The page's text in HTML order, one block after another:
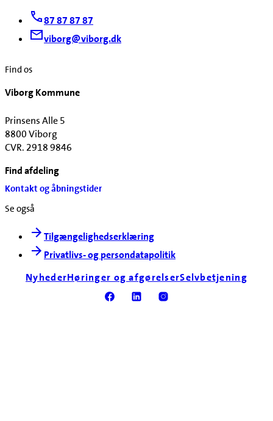
87 87 87 87
viborg@viborg.dk
Find os
Viborg Kommune
Prinsens Alle 5
8800 Viborg
CVR. 2918 9846
Find afdeling
Kontakt og åbningstider
Se også
Tilgængelighedserklæring
Privatlivs- og persondatapolitik
NyhederHøringer og afgørelserSelvbetjening